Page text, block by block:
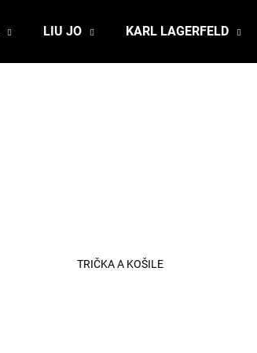
LIU JO KARL LAGERFELD
TRIČKA A KOŠILE